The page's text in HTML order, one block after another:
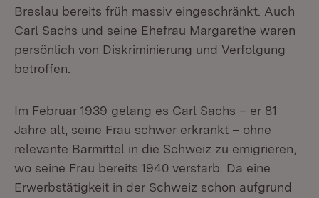
Breslau bereits früh massiv eingeschränkt. Auch
Carl Sachs und seine Ehefrau Margarethe waren
persönlich von Diskriminierung und Verfolgung
betroffen.
Im Februar 1939 gelang es Carl Sachs – er 81
Jahre alt, seine Frau schwer erkrankt – ohne
relevante Barmittel in die Schweiz zu emigrieren,
wo seine Frau bereits 1940 verstarb. Da eine
Erwerbstätigkeit in der Schweiz schon aufgrund